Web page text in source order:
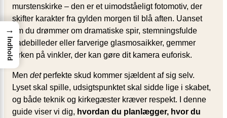
murstenskirke – den er et uimodståeligt fotomotiv, der
skifter karakter fra gylden morgen til blå aften. Uanset
om du drømmer om dramatiske spir, stemningsfulde
gadebilleder eller farverige glasmosaikker, gemmer
kirken på vinkler, der kan gøre dit kamera euforisk.
Men detperfekte skud kommer sjældent af sig selv.
Lyset skal spille, udsigts­punktet skal sidde lige i skabet,
og både teknik og kirkegæster kræver respekt. I denne
guide viser vi dig, hvordan du planlægger, hvor du
→
Indhold